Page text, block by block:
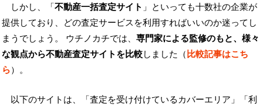
しかし、「不動産一括査定サイト 」といっても十数社の企業が
提供しており、どの査定サービスを利用すればいいのか迷ってし
まうでしょう。 ウチノカチでは、 専門家による監修のもと、様々
な観点から不動産査定サイトを比較しました（比較記事はこち
ら）。
以下のサイトは、「査定を受け付けているカバーエリア」「利